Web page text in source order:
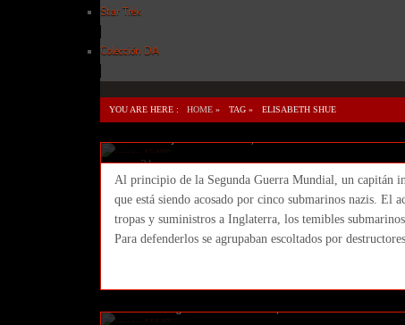
Star Trek
Colección DA
YOU ARE HERE : HOME » TAG » ELISABETH SHUE
21
Greyhound: enemigos bajo el
Al principio de la Segunda Guerra Mundial, un capitán
que está siendo acosado por cinco submarinos nazis. El
tropas y suministros a Inglaterra, los temibles
Para defenderlos se agrupaban escoltados por
temporada Amazon) No es oro